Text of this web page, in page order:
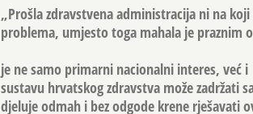
„Prošla zdravstvena administracija ni na
problema, umjesto toga mahala je praznim
je ne samo primarni nacionalni interes, već
sustavu hrvatskog zdravstva može zadržati
djeluje odmah i bez odgode krene rješavati